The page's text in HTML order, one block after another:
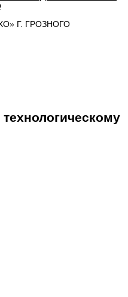
Г. ГРОЗНОГО